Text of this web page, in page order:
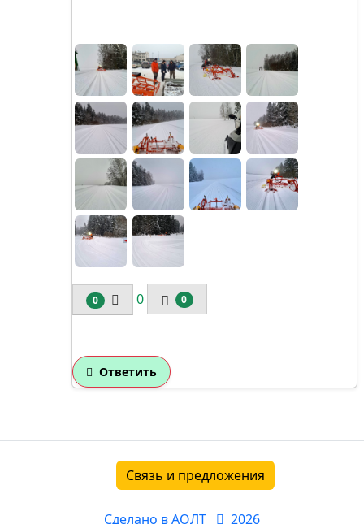
0 0 0
Ответить
Связь и предложения
Сделано в АОЛТ 2026